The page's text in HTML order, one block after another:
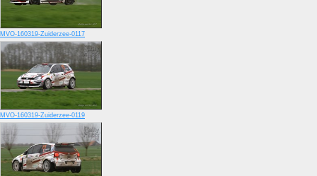
MVO-160319-Zuiderzee-0117
MVO-160319-Zuiderzee-0119